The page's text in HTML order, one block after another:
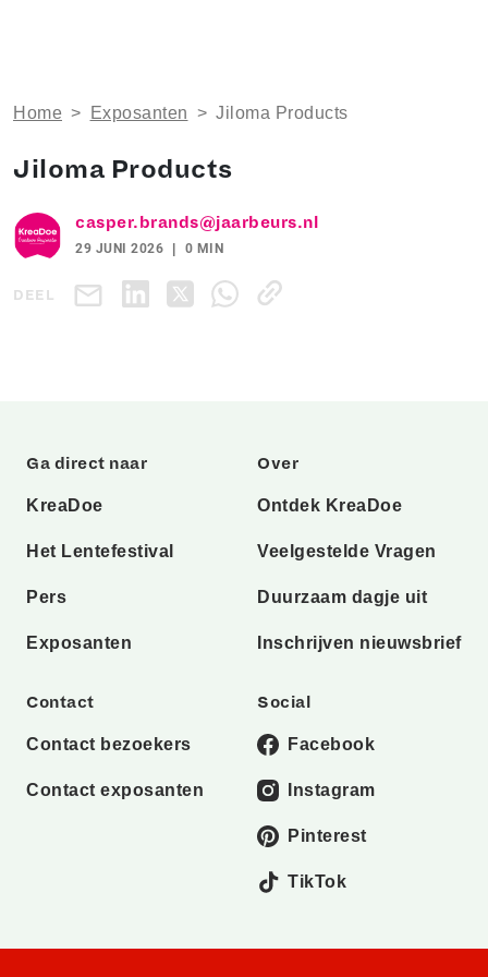
Home > Exposanten > Jiloma Products
Jiloma Products
casper.brands@jaarbeurs.nl
29 JUNI 2026 0 MIN
DEEL
Ga direct naar
KreaDoe
Het Lentefestival
Pers
Exposanten
Over
Ontdek KreaDoe
Veelgestelde Vragen
Duurzaam dagje uit
Inschrijven nieuwsbrief
Contact
Contact bezoekers
Contact exposanten
Social
Facebook
Instagram
Pinterest
TikTok